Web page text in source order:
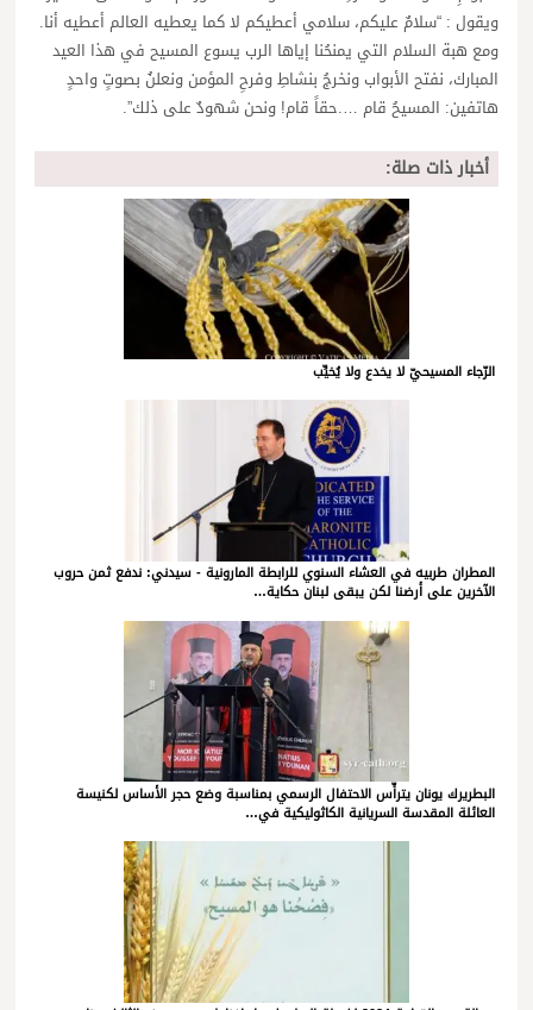
ويقول : “سلامٌ عليكم، سلامي أعطيكم لا كما يعطيه العالم أعطيه أنا.
ومع هبة السلام التي يمنحُنا إياها الرب يسوع المسيح في هذا العيد
المبارك، نفتح الأبواب ونخرجُ بنشاطِ وفرحِ المؤمن ونعلنُ بصوتٍ واحدٍ
هاتفين: المسيحُ قام ….حقاً قام! ونحن شهودٌ على ذلك”.
أخبار ذات صلة:
الرّجاء المسيحيّ لا يخدع ولا يُخيِّب
المطران طربيه في العشاء السنوي للرابطة المارونية - سيدني: ندفع ثمن حروب
الآخرين على أرضنا لكن يبقى لبنان حكاية…
البطريرك يونان يترأّس الاحتفال الرسمي بمناسبة وضع حجر الأساس لكنيسة
العائلة المقدسة السريانية الكاثوليكية في…